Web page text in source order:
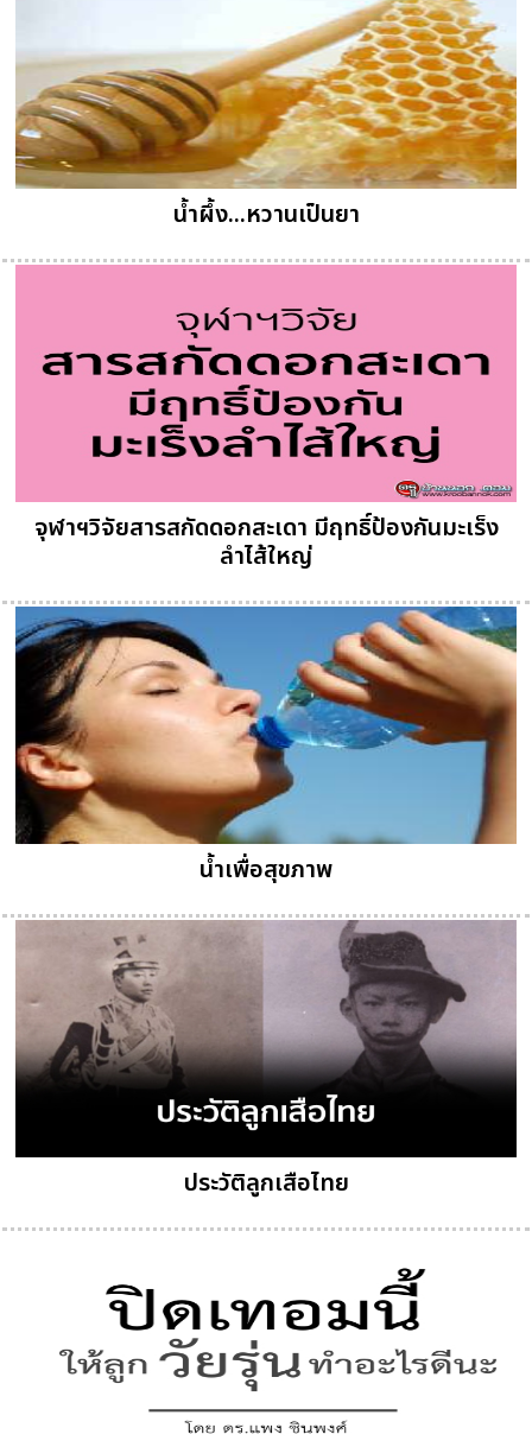
น้ำผึ้ง...หวานเป็นยา
จุฬาฯวิจัยสารสกัดดอกสะเดา มีฤทธิ์ป้องกันมะเร็ง
ลำไส้ใหญ่
น้ำเพื่อสุขภาพ
ประวัติลูกเสือไทย